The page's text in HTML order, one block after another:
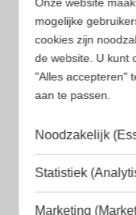
Amouage Heren
Aramis Heren
Armani Heren
BALR. Heren parfum
BVLGARI Heren
mogelijke
cookies zijn
de website. U kunt
"Alles accepteren"
aan te passen.
Noodzakelijk
Statistiek
Marketing